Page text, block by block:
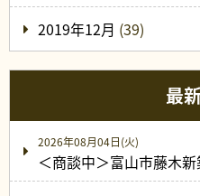
2019年12月 (39)
最
2026年08月04日(火)
＜商談中＞富山市藤木